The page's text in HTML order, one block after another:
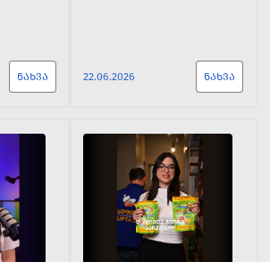
ᲜᲐᲮᲕᲐ 22.06.2026 ᲜᲐᲮᲕᲐ